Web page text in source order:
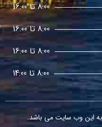
8:00 تا 16:00
8:00 تا 16:00
8:00 تا 16:00
8:00 تا 14:00
این وب سایت می باشد.